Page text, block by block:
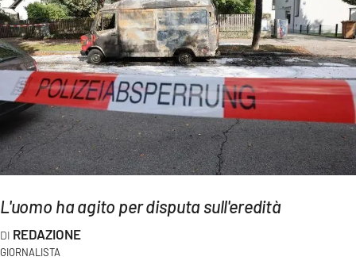
CULTURA
AMBIENTE
Streaming
LAC TV
LAC NETWORK
LAC ONAIR
Network
LACPLAY.IT
L'uomo ha agito per disputa sull'eredità
REDAZIONE
GIORNALISTA